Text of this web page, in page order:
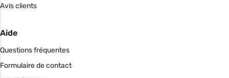
Avis clients
Aide
Questions fréquentes
Formulaire de contact